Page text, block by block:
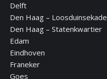
Delft
Den Haag – Loosduinsekade
Den Haag – Statenkwartier
Edam
Eindhoven
Franeker
Goes